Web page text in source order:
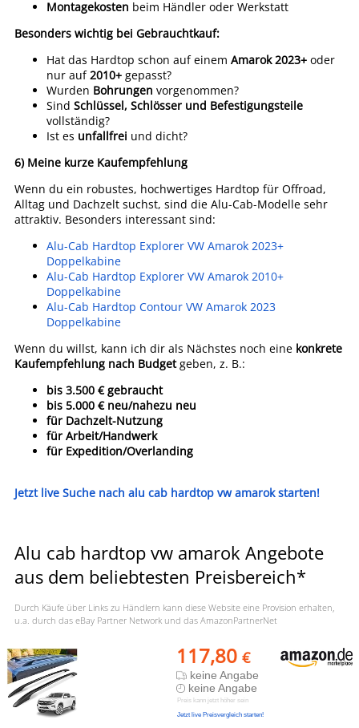
Montagekosten beim Händler oder Werkstatt
Besonders wichtig bei Gebrauchtkauf:
Hat das Hardtop schon auf einem Amarok 2023+ oder
nur auf2010+ gepasst?
Wurden Bohrungen vorgenommen?
Sind Schlüssel, Schlösser und Befestigungsteile
vollständig?
Ist es unfallfrei und dicht?
6) Meine kurze Kaufempfehlung
Wenn du ein robustes, hochwertiges Hardtop für Offroad,
Alltag und Dachzelt suchst, sind die Alu-Cab-Modelle sehr
attraktiv. Besonders interessant sind:
Alu-Cab Hardtop Explorer VW Amarok 2023+
Doppelkabine
Alu-Cab Hardtop Explorer VW Amarok 2010+
Doppelkabine
Alu-Cab Hardtop Contour VW Amarok 2023
Doppelkabine
Wenn du willst, kann ich dir als Nächstes noch eine konkrete
Kaufempfehlung nach Budgetgeben, z. B.:
bis 3.500 € gebraucht
bis 5.000 € neu/nahezu neu
für Dachzelt-Nutzung
für Arbeit/Handwerk
für Expedition/Overlanding
Jetzt live Suche nach alu cab hardtop vw amarok starten!
Alu cab hardtop vw amarok Angebote
aus dem beliebtesten Preisbereich*
Durch Käufe über Links zu Händlern kann diese Website eine Provision erhalten,
u.a. durch das eBay Partner Network und das AmazonPartnerNet
117,80 €
keine Angabe
keine Angabe
Preis kann jetzt höher sein
Jetzt live Preisvergleich starten!